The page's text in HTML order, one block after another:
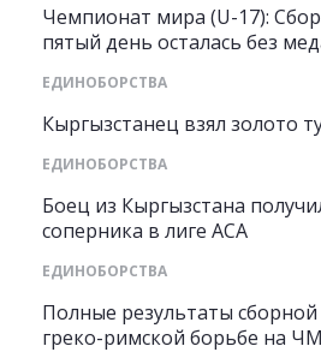
Чемпионат мира (U-17):
пятый день осталась без
ЕДИНОБОРСТВА
Кыргызстанец взял золото
ЕДИНОБОРСТВА
Боец из Кыргызстана
соперника в лиге АСА
ЕДИНОБОРСТВА
Полные результаты
греко-римской борьбе на